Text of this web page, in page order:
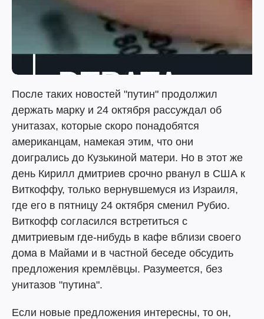
После таких новостей "путин" продолжил
держать марку и 24 октября рассуждал об
унитазах, которые скоро понадобятся
американцам, намекая этим, что они
доигрались до Кузькиной матери. Но в этот же
день Кирилл дмитриев срочно рванул в США к
Виткоффу, только вернувшемуся из Израиля,
где его в пятницу 24 октября сменил Рубио.
Виткофф согласился встретиться с
дмитриевым где-нибудь в кафе вблизи своего
дома в Майами и в частной беседе обсудить
предложения кремлёвцы. Разумеется, без
унитазов "путина".
Если новые предложения интересны, то он,